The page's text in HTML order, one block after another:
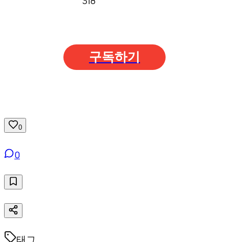
구독하기
0
0